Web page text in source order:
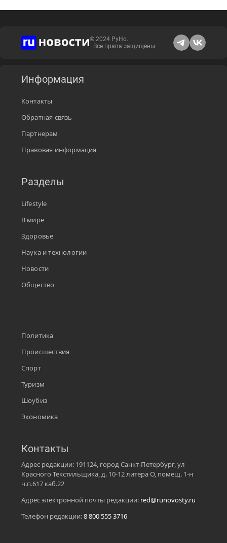
© 2024 РуНо.
Все права защищены
Информация
Контакты
Обратная связь
Партнерам
Правовая информация
Разделы
Lifestyle
В мире
Здоровье
Наука и технологии
Новости
Общество
Политика
Происшествия
Спорт
Туризм
Шоубиз
Экономика
Контакты
Адрес редакции: 191124, город Санкт-Петербург, ул
Красного Текстильщика, д. 10-12 литера О, помещ. 1-н
ч.п.617 каб.22
Адрес электронной почты редакции: red@runovosty.ru
Телефон редакции:8 800 555 3716